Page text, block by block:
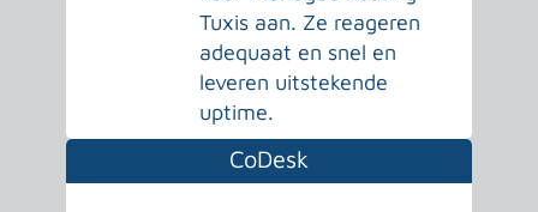
Tuxis aan. Ze reageren
adequaat en snel en
leveren uitstekende
uptime.
CoDesk